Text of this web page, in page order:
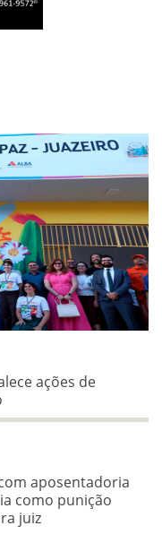
ações de
aposentadoria
como punição
juiz